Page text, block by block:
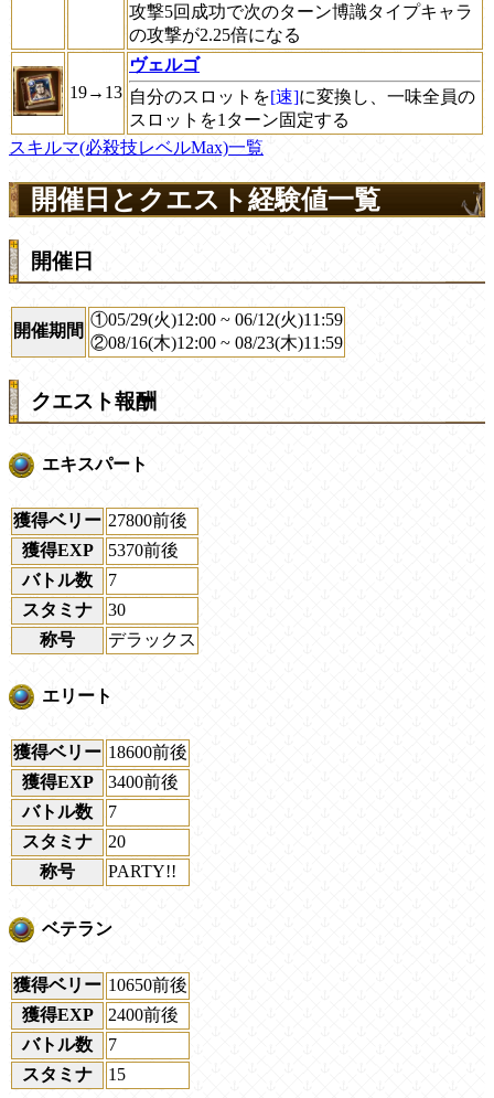
攻撃5回成功で次のターン博識タイプキャラ
の攻撃が2.25倍になる
19→13
ヴェルゴ
自分のスロットを[速]に変換し、一味全員の
スロットを1ターン固定する
スキルマ(必殺技レベルMax)一覧
開催日とクエスト経験値一覧
開催日
開催期間
①05/29(火)12:00 ~ 06/12(火)11:59
②08/16(木)12:00 ~ 08/23(木)11:59
クエスト報酬
エキスパート
獲得ベリー 27800前後
獲得EXP
5370前後
バトル数
7
スタミナ
30
称号
デラックス
エリート
獲得ベリー 18600前後
獲得EXP
3400前後
バトル数
7
スタミナ
20
称号
PARTY!!
ベテラン
獲得ベリー 10650前後
獲得EXP
2400前後
バトル数
7
スタミナ
15